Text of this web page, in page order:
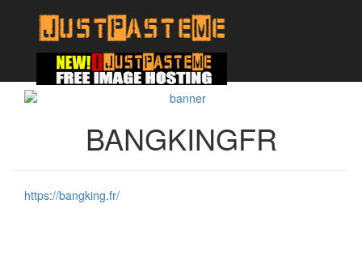
BANGKINGFR
https://bangking.fr/